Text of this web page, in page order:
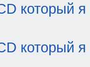
который я
который я